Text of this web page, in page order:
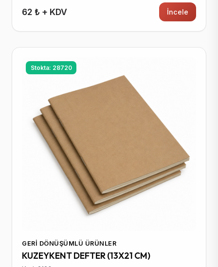
62 ₺ + KDV İncele
Stokta: 28720
GERI DÖNÜŞÜMLÜ ÜRÜNLER
KUZEYKENT DEFTER (13X21 CM)